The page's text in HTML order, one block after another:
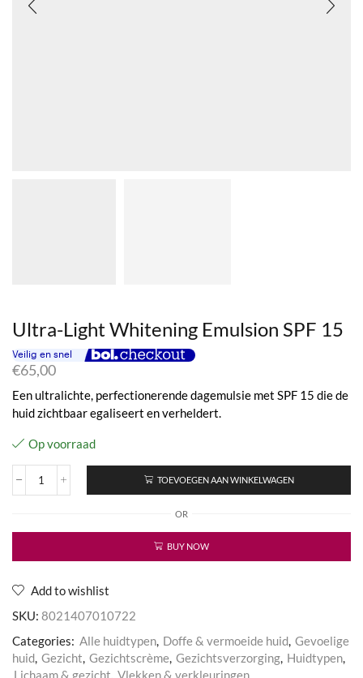
Ultra-Light Whitening Emulsion SPF 15
€65,00
Een ultralichte, perfectionerende dagemulsie met SPF 15 die de
huid zichtbaar egaliseert en verheldert.
Op voorraad
Ultra-
Emulsion
15
TOEVOEGEN AAN WINKELWAGEN
OR
BUY NOW
Add to wishlist
SKU: 8021407010722
Categories: Alle huidtypen, Doffe & vermoeide huid, Gevoelige
huid, Gezicht, Gezichtscrème, Gezichtsverzorging, Huidtypen,
Lichaam & gezicht, Vlekken & verkleuringen